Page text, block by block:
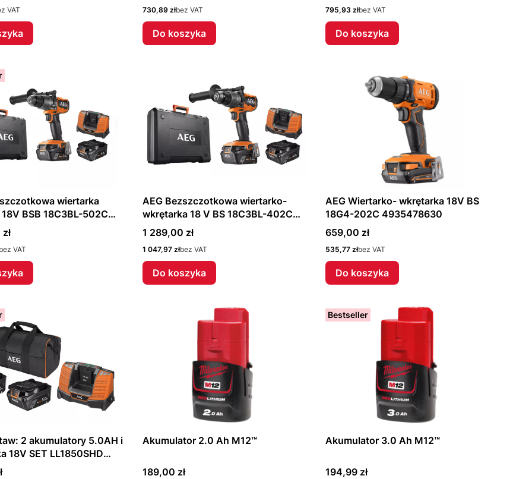
VAT Cena
730,89 złbez VAT
Do koszyka
Cena
795,93 złbez VAT
Do koszyka
wiertarka
BSB 18C3BL-502C
VAT
AEG Bezszczotkowa wiertarko-
wkrętarka 18 V BS 18C3BL-402C
4935478936
Cena
1 289,00 zł
Cena
1 047,97 złbez VAT
Do koszyka
AEG Wiertarko- wkrętarka 18V BS
18G4-202C 4935478630
Cena
659,00 zł
Cena
535,77 złbez VAT
Do koszyka
2 akumulatory 5.0AH i
18V SET LL1850SHD
Akumulator 2.0 Ah M12™
Cena
189,00 zł
Bestseller
Akumulator 3.0 Ah M12™
Cena
194,99 zł